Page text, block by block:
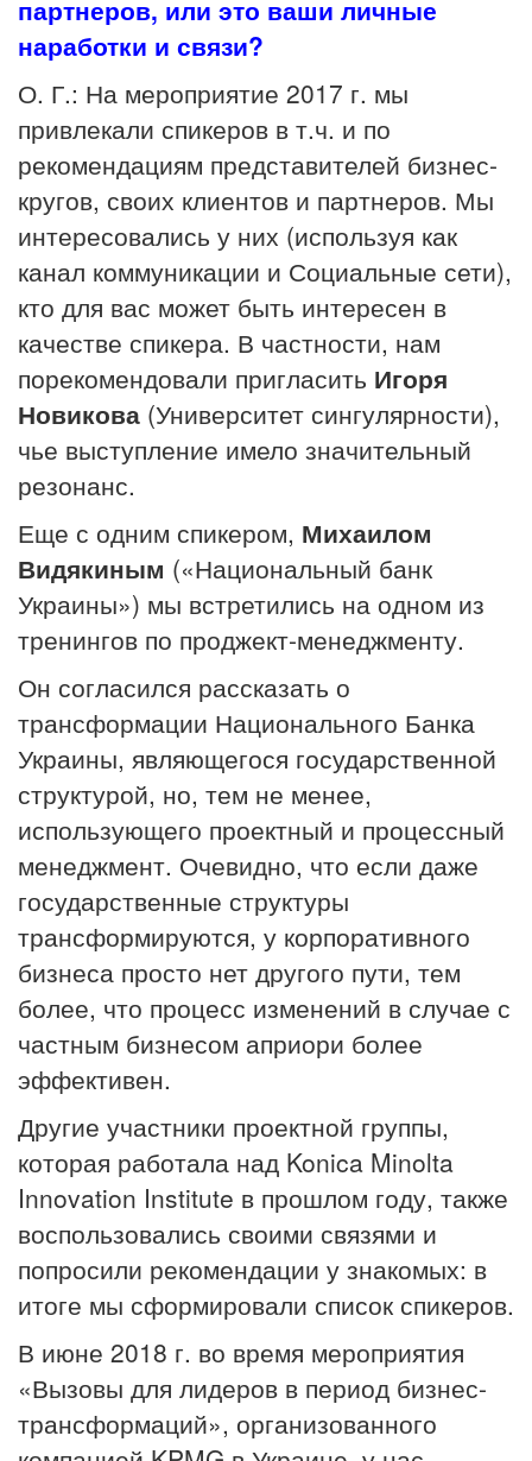
партнеров, или это ваши личные
наработки и связи?
О. Г.: На мероприятие 2017 г. мы
привлекали спикеров в т.ч. и по
рекомендациям представителей бизнес-
кругов, своих клиентов и партнеров. Мы
интересовались у них (используя как
канал коммуникации и Социальные сети),
кто для вас может быть интересен в
качестве спикера. В частности, нам
порекомендовали пригласить Игоря
Новикова (Университет сингулярности),
чье выступление имело значительный
резонанс.
Еще с одним спикером, Михаилом
Видякиным («Национальный банк
Украины») мы встретились на одном из
тренингов по проджект-менеджменту.
Он согласился рассказать о
трансформации Национального Банка
Украины, являющегося государственной
структурой, но, тем не менее,
использующего проектный и процессный
менеджмент. Очевидно, что если даже
государственные структуры
трансформируются, у корпоративного
бизнеса просто нет другого пути, тем
более, что процесс изменений в случае с
частным бизнесом априори более
эффективен.
Другие участники проектной группы,
которая работала над Konica Minolta
Innovation Institute в прошлом году, также
воспользовались своими связями и
попросили рекомендации у знакомых: в
итоге мы сформировали список спикеров.
В июне 2018 г. во время мероприятия
«Вызовы для лидеров в период бизнес-
трансформаций», организованного